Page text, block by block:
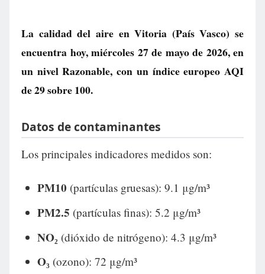
La calidad del aire enVitoria (País Vasco) se
encuentra hoy, miércoles 27 de mayo de 2026, en
un nivelRazonable, con un índice europeo AQI
de29sobre 100.
Datos de contaminantes
Los principales indicadores medidos son:
PM10 (partículas gruesas): 9.1 μg/m³
PM2.5 (partículas finas): 5.2 μg/m³
NO₂ (dióxido de nitrógeno): 4.3 μg/m³
O₃ (ozono): 72 μg/m³